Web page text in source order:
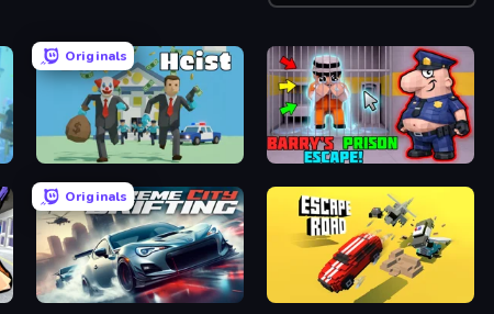
Originals
Bank Heist Barry's Prison Escape!
Originals
Xtreme City Drifting Escape Road